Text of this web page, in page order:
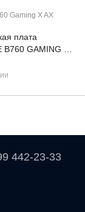
Gaming X AX
плата
B760 GAMING X
442-23-33